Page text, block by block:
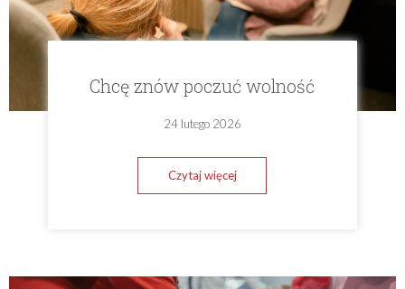
Chcę znów poczuć wolność
24 lutego 2026
Czytaj więcej